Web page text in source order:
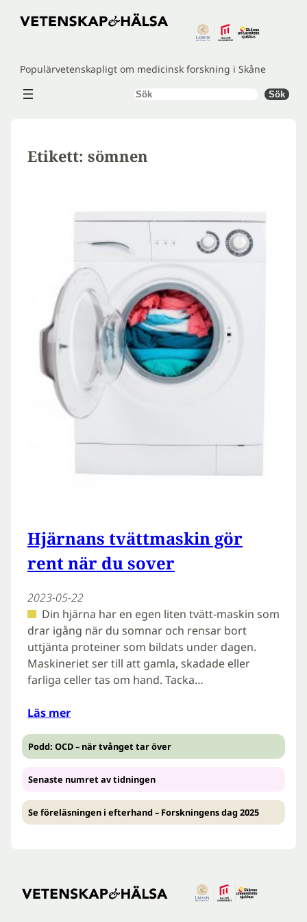
Hoppa
Populärvetenskapligt om medicinsk forskning i Skåne
Sök Sök
Etikett: sömnen
Hjärnans tvättmaskin gör
rent när du sover
2023-05-22
Din hjärna har en egen liten tvätt-maskin som
drar igång när du somnar och rensar bort
uttjänta proteiner som bildats under dagen.
Maskineriet ser till att gamla, skadade eller
farliga celler tas om hand. Tacka…
Läs mer
Podd: OCD – när tvånget tar över
Senaste numret av tidningen
Se föreläsningen i efterhand – Forskningens dag 2025